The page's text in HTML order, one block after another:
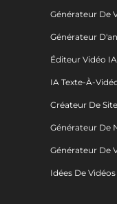
Générateur De
Générateur
Éditeur Vidéo IA
IA Texte-À-
Créateur De
Générateur De
Générateur De
Idées De